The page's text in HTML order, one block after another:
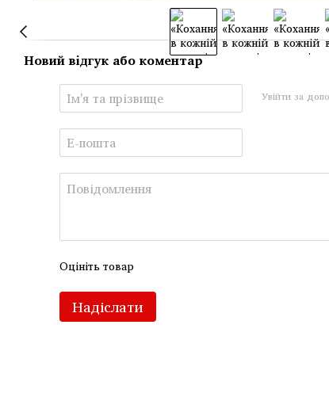
Новий відгук або коментар
Увійти за
Оцініть товар
Надіслати